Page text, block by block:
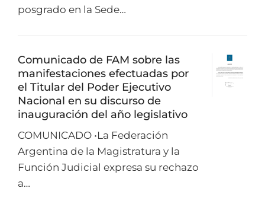
posgrado en la Sede…
Comunicado de FAM sobre las
manifestaciones efectuadas por
el Titular del Poder Ejecutivo
Nacional en su discurso de
inauguración del año legislativo
COMUNICADO •La Federación
Argentina de la Magistratura y la
Función Judicial expresa su rechazo
a…